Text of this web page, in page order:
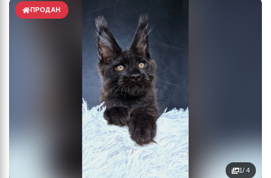
ПРОДАН
1/ 4